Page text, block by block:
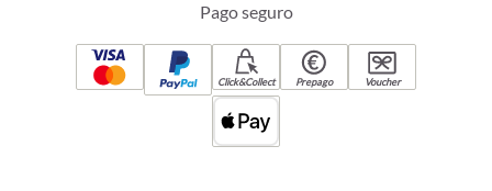
Pago seguro
Click&Collect Prepago Voucher